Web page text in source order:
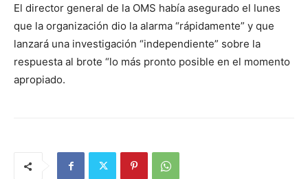
El director general de la OMS había asegurado el lunes
que la organización dio la alarma “rápidamente” y que
lanzará una investigación “independiente” sobre la
respuesta al brote “lo más pronto posible en el momento
apropiado.